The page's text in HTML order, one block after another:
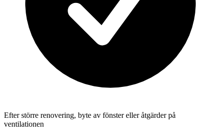
Efter större renovering, byte av fönster eller åtgärder på
ventilationen